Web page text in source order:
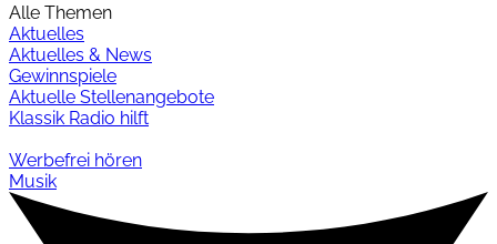
Alle Themen
Aktuelles
Aktuelles & News
Gewinnspiele
Aktuelle Stellenangebote
Klassik Radio hilft
Werbefrei hören
Musik